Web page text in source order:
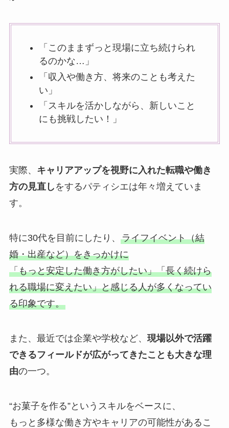
「このままずっと現場に立ち続けられ
るのかな…」
「収入や働き方、将来のことも考えた
い」
「スキルを活かしながら、新しいこと
にも挑戦したい！」
実際、 キャリアアップを視野に入れた転職や働き
方の見直し をするパティシエは年々増えていま
す。
特に30代を目前にしたり、 ライフイベント（結
婚・出産など）をきっかけに
「もっと安定した働き方がしたい」「長く続けら
れる職場に変えたい」と感じる人が多くなってい
る印象です。
また、最近では企業や学校など、 現場以外で活躍
できるフィールドが広がってきたことも大きな理
由の一つ。
“お菓子を作る”というスキルをベースに、
もっと多様な働き方やキャリアの可能性があるこ